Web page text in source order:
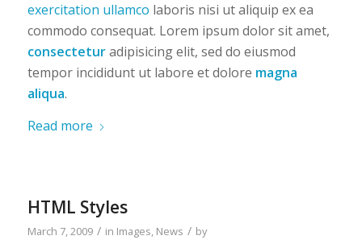
exercitation ullamco laboris nisi ut aliquip ex ea
commodo consequat. Lorem ipsum dolor sit amet,
consecteturadipisicing elit, sed do eiusmod
tempor incididunt ut labore et dolore magna
aliqua.
Read more
HTML Styles
March 7, 2009 / in Images, News / by